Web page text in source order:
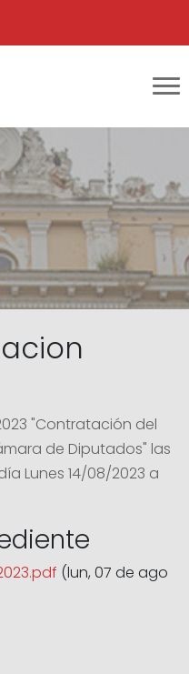
"Contratación del
de Diputados" las
Lunes 14/08/2023 a
(lun, 07 de ago